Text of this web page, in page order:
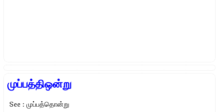
முப்பத்திஒன்று
See : முப்பத்தொன்று